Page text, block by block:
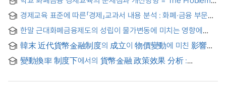
and Improvement Direction of money-financial economic
education in school
경제교육 표준에 따른「경제」교과서 내용 분석 : 화폐·금융 부문을
중심으로 = An Analysis of High School Economics
Textbooks by Content Standards in Economics : focused
on the monetary and financial section
한말 근대화폐금융제도의 성립이 물가변동에 미치는 영향에
관한 연구 = (A) Study on the Formarion of Modern
Monetary and Banking System and its Impact upon the
Price Fluctuations in the Later Yi Dynasty
韓末 近代貨幣金融制度의 成立이 物價變動에 미친 影響에
관한 硏究 = (A)Study on the formation of modern
monetary and banking system and its impact upon the
變動換率 制度下에서의 貨幣金融 政策效果 分析 :
exchange rate economy : The case for the existence of